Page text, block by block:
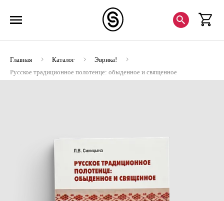
Главная Каталог
Эврика!
Русское традиционное полотенце: обыденное и священное
(ЭВРИКА!)